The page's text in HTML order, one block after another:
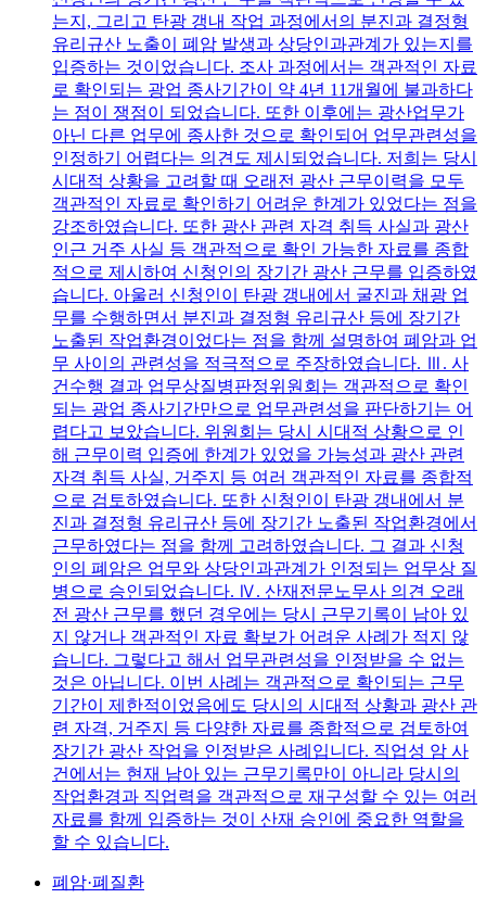
는지, 그리고 탄광 갱내 작업 과정에서의 분진과 결정형
유리규산 노출이 폐암 발생과 상당인과관계가 있는지를
입증하는 것이었습니다. 조사 과정에서는 객관적인 자료
로 확인되는 광업 종사기간이 약 4년 11개월에 불과하다
는 점이 쟁점이 되었습니다. 또한 이후에는 광산업무가
아닌 다른 업무에 종사한 것으로 확인되어 업무관련성을
인정하기 어렵다는 의견도 제시되었습니다. 저희는 당시
시대적 상황을 고려할 때 오래전 광산 근무이력을 모두
객관적인 자료로 확인하기 어려운 한계가 있었다는 점을
강조하였습니다. 또한 광산 관련 자격 취득 사실과 광산
인근 거주 사실 등 객관적으로 확인 가능한 자료를 종합
적으로 제시하여 신청인의 장기간 광산 근무를 입증하였
습니다. 아울러 신청인이 탄광 갱내에서 굴진과 채광 업
무를 수행하면서 분진과 결정형 유리규산 등에 장기간
노출된 작업환경이었다는 점을 함께 설명하여 폐암과 업
무 사이의 관련성을 적극적으로 주장하였습니다. Ⅲ. 사
건수행 결과 업무상질병판정위원회는 객관적으로 확인
되는 광업 종사기간만으로 업무관련성을 판단하기는 어
렵다고 보았습니다. 위원회는 당시 시대적 상황으로 인
해 근무이력 입증에 한계가 있었을 가능성과 광산 관련
자격 취득 사실, 거주지 등 여러 객관적인 자료를 종합적
으로 검토하였습니다. 또한 신청인이 탄광 갱내에서 분
진과 결정형 유리규산 등에 장기간 노출된 작업환경에서
근무하였다는 점을 함께 고려하였습니다. 그 결과 신청
인의 폐암은 업무와 상당인과관계가 인정되는 업무상 질
병으로 승인되었습니다. Ⅳ. 산재전문노무사 의견 오래
전 광산 근무를 했던 경우에는 당시 근무기록이 남아 있
지 않거나 객관적인 자료 확보가 어려운 사례가 적지 않
습니다. 그렇다고 해서 업무관련성을 인정받을 수 없는
것은 아닙니다. 이번 사례는 객관적으로 확인되는 근무
기간이 제한적이었음에도 당시의 시대적 상황과 광산 관
련 자격, 거주지 등 다양한 자료를 종합적으로 검토하여
장기간 광산 작업을 인정받은 사례입니다. 직업성 암 사
건에서는 현재 남아 있는 근무기록만이 아니라 당시의
작업환경과 직업력을 객관적으로 재구성할 수 있는 여러
자료를 함께 입증하는 것이 산재 승인에 중요한 역할을
할 수 있습니다.
폐암·폐질환